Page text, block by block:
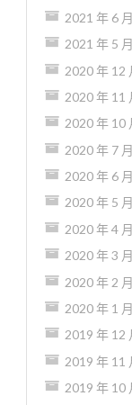
2021 年 6 月
2021 年 5 月
2020 年 12
2020 年 11
2020 年 10
2020 年 7 月
2020 年 6 月
2020 年 5 月
2020 年 4 月
2020 年 3 月
2020 年 2 月
2020 年 1 月
2019 年 12
2019 年 11
2019 年 10